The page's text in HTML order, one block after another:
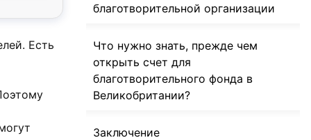
Есть
благотворительной организации
Что нужно знать, прежде чем
открыть счет для
благотворительного фонда в
Великобритании?
Заключение